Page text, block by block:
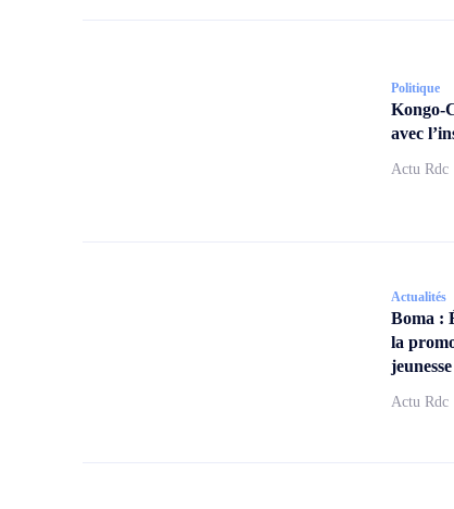
Politique
Kongo-
avec
Actu Rdc
Actualités
Boma :
la
jeunesse
Actu Rdc